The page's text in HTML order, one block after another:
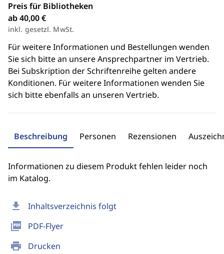
download Inhaltsverzeichnis folgt
picture_as_pdf PDF-Flyer
print Drucken
Preis für Bibliotheken
ab 40,00 €
inkl. gesetzl. MwSt.
Für weitere Informationen und Bestellungen wenden
Sie sich bitte an unsere Ansprechpartner im Vertrieb.
Bei Subskription der Schriftenreihe gelten andere
Konditionen. Für weitere Informationen wenden Sie
sich bitte ebenfalls an unseren Vertrieb.
Beschreibung Personen Rezensionen
Informationen zu diesem Produkt fehlen leider noch
im Katalog.